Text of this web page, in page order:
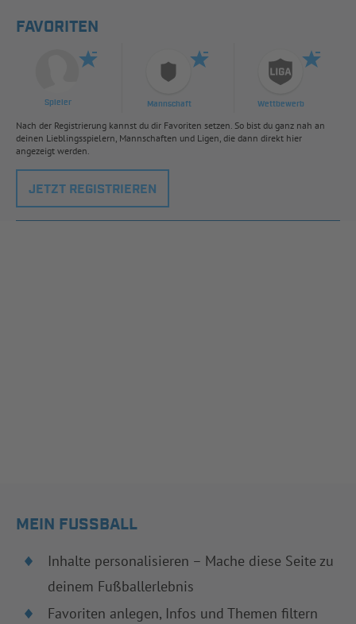
FAVORITEN
Spieler Mannschaft Wettbewerb
Nach der Registrierung kannst du dir Favoriten setzen. So bist du ganz nah an
deinen Lieblingsspielern, Mannschaften und Ligen, die dann direkt hier
angezeigt werden.
JETZT REGISTRIEREN
MEIN FUSSBALL
Inhalte personalisieren – Mache diese Seite zu
deinem Fußballerlebnis
Favoriten anlegen, Infos und Themen filtern